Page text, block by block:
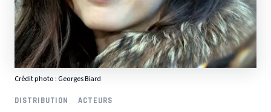
Crédit photo :Georges Biard
DISTRIBUTION ACTEURS